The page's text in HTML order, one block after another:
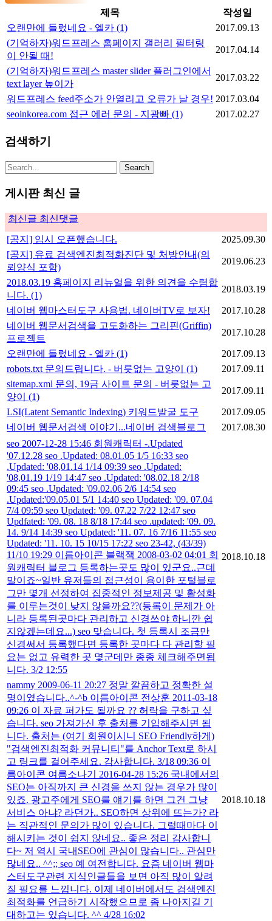
제목
작성일
오랜만에 들렀네요 - 엘카 (1)
2017.09.13
(기억하자)워드프레스 홈페이지 갤러리 필터링
이 안될 때!
2017.04.14
(기억하자)워드프레스 master slider 플러그인에서
text layer 높이가
2017.03.22
워드프레스 feed주소가 안열리고 오류가 날 경우! 2017.03.04
seoinkorea.com 접근 에러 문의 - 지광빠 (1) 2017.02.27
검색하기
게시판 최신 글
최신글 최신댓글
[공지] 임시 오픈했습니다.
2025.09.30
[공지] 유료 검색엔진최적화진단 및 처방안내(의
뢰양식 포함)
2019.06.23
2018.03.19 홈페이지 리뉴얼을 위한 의견을 수렴합
니다. (1)
2018.03.19
네이버 웹마스터도구 사용법. 네이버TV로 보자!
2017.10.28
네이버 웹문서검색을 고도화하는 그리핀(Griffin)
프로젝트
2017.10.28
오랜만에 들렀네요 - 엘카 (1)
2017.09.13
robots.txt 문의드립니다. - 버릇없는 고양이 (1)
2017.09.11
sitemap.xml 문의, 19금 사이트 문의 - 버릇없는 고
양이 (1)
2017.09.11
LSI(Latent Semantic Indexing) 키워드발굴 도구
2017.09.05
네이버 웹문서검색 이야기...네이버 검색블로그
2017.08.30
seo 2007-12-28 15:46 회원캐릭터 -.Updated
'07.12.28 seo .Updated: 08.01.05 1/5 16:33 seo
.Updated: '08,01.14 1/14 09:39 seo .Updated:
'08,01.19 1/19 14:47 seo .Updated: '08.02.18 2/18
09:45 seo .Updated: '09.02.06 2/6 14:54 seo
.Updated:'09.05.01 5/1 14:40 seo Updated: '09. 07.04
7/4 09:59 seo Updated: '09. 07.22 7/22 12:47 seo
Updfated: '09. 08. 18 8/18 17:44 seo .updated: '09. 09.
14. 9/14 14:39 seo Updated: '11. 07. 16 7/16 11:55 seo
Updated: '11. 10. 15 10/15 17:22 seo 23-42, (43/39)
11/10 19:29 이름아이콘 블랙잭 2008-03-02 04:01 회
원캐릭터 블로그 등록하는곳도 많이 있군요..근데
말이죠~일반 유저들의 접근성이 용이한 포털블로
그만 몇개 선정하여 집중적인 정보제공 및 활성화
를 이루는것이 낮지 않을까요??(등록이 문제가 아
니라 등록된곳마다 관리하고 신경쓰야 하니깐 쉽
지않겠는데요...) seo 맞습니다. 첫 등록시 조금만
신경써서 등록했다면 등록한 곳마다 다 관리할 필
요는 없고 유력한 곳 몇군데만 종종 체크해주면됩
니다. 3/2 12:55
2018.10.18
nammy 2009-06-11 20:27 정말 깔끔하고 정확한 설
명이였습니다..^-^b 이름아이콘 전상훈 2011-03-18
09:26 이 자료 퍼가도 될까요 ?? 허락을 구하고 싶
습니다. seo 가져가신 후 출처를 기입해주시면 됩
니다. 출처는 (여기 회원이시니 SEO Friendly하게)
"검색엔진최적화 커뮤니티"를 Anchor Text로 하시
고 링크를 걸어주세요. 감사합니다. 3/18 09:36 이
름아이콘 여름소나기 2016-04-28 15:26 국내에서의
SEO는 아직까지 큰 신경을 쓰지 않는 경우가 많이
있죠. 광고주에게 SEO를 얘기를 하면 그건 그냥
서비스 아냐? 라던가.. SEO하면 상위에 뜨는가? 라
는 직관적인 문의가 많이 있습니다. 그럴때마다 이
해시키는 것이 쉽지 않네요.. 좋은 정리 감사합니
다~ 저 역시 국내SEO에 관심이 많습니다.. 관심만
많네요.. ^^;; seo 예 여전합니다. 요즘 네이버 웹마
스터도구관련 지식인글들을 보면 아직 많이 알려
질 필요를 느낍니다. 이제 네이버에서도 검색엔진
최적화를 언급하기 시작했으므로 좀 나아지길 기
대하고는 있습니다. ^^ 4/28 16:02
2018.10.18